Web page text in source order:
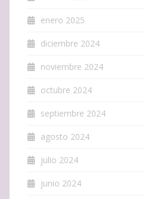
enero 2025
diciembre 2024
noviembre 2024
octubre 2024
septiembre 2024
agosto 2024
julio 2024
junio 2024